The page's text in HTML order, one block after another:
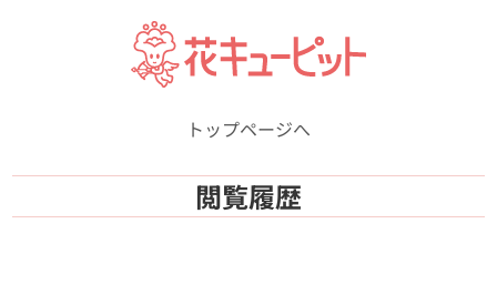
トップページへ
閲覧履歴